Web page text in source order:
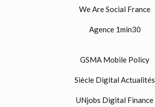
We Are Social France
Agence 1min30
GSMA Mobile Policy
Siècle Digital Actualités
UNjobs Digital Finance